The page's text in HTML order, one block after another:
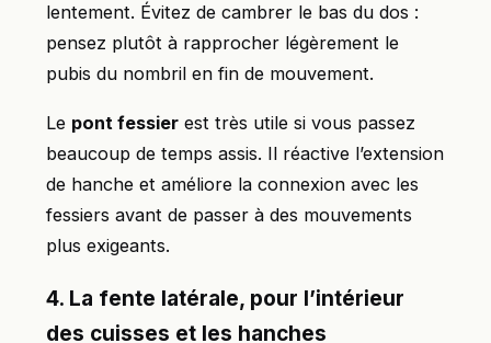
lentement. Évitez de cambrer le bas du dos :
pensez plutôt à rapprocher légèrement le
pubis du nombril en fin de mouvement.
Le pont fessier est très utile si vous passez
beaucoup de temps assis. Il réactive l’extension
de hanche et améliore la connexion avec les
fessiers avant de passer à des mouvements
plus exigeants.
4. La fente latérale, pour l’intérieur
des cuisses et les hanches